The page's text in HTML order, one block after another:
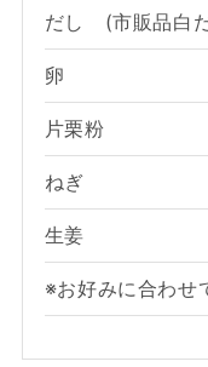
だし (市販品白
卵
片栗粉
ねぎ
生姜
※お好みに合わせ